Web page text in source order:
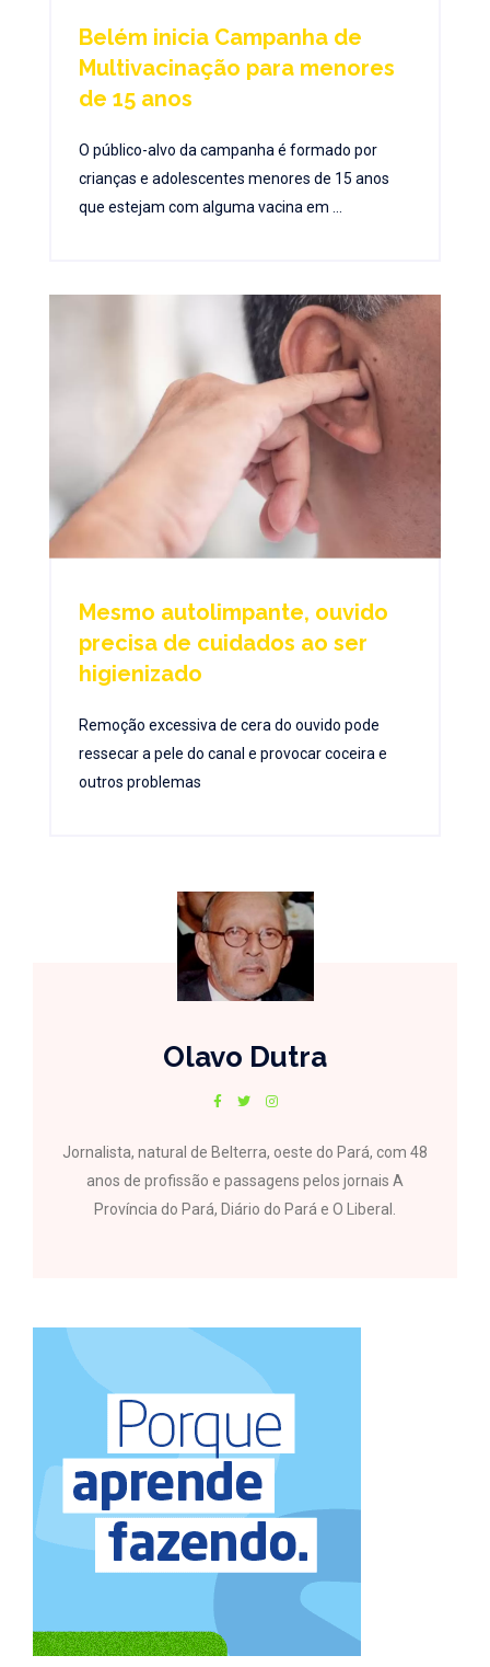
Belém inicia Campanha de
Multivacinação para menores
de 15 anos
O público-alvo da campanha é formado por
crianças e adolescentes menores de 15 anos
que estejam com alguma vacina em ...
Mesmo autolimpante, ouvido
precisa de cuidados ao ser
higienizado
Remoção excessiva de cera do ouvido pode
ressecar a pele do canal e provocar coceira e
outros problemas
Olavo Dutra
Jornalista, natural de Belterra, oeste do Pará, com 48
anos de profissão e passagens pelos jornais A
Província do Pará, Diário do Pará e O Liberal.